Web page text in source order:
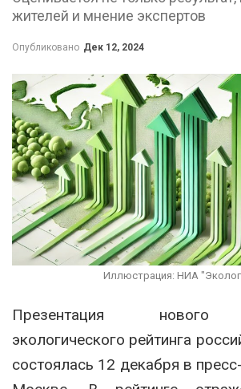
жителей и мнение экспертов
Опубликовано Дек 12, 2024
Иллюстрация: НИА
Презентация нового
экологического рейтинга
состоялась 12 декабря в